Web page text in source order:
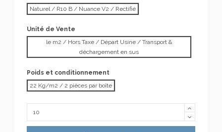
Naturel / R10 B / Nuance V2 / Rectifié
Unité de Vente
le m2 / Hors Taxe / Départ Usine / Transport &
déchargement en sus
Poids et conditionnement
22 Kg/m2 / 2 pièces par boîte